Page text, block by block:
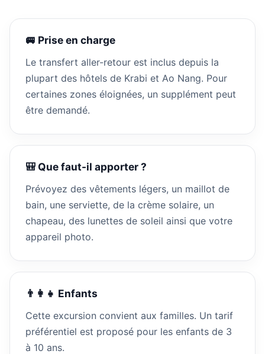
🚐 Prise en charge
Le transfert aller-retour est inclus depuis la
plupart des hôtels de Krabi et Ao Nang. Pour
certaines zones éloignées, un supplément peut
être demandé.
🎒 Que faut-il apporter ?
Prévoyez des vêtements légers, un maillot de
bain, une serviette, de la crème solaire, un
chapeau, des lunettes de soleil ainsi que votre
appareil photo.
👨‍👩‍👧 Enfants
Cette excursion convient aux familles. Un tarif
préférentiel est proposé pour les enfants de 3
à 10 ans.